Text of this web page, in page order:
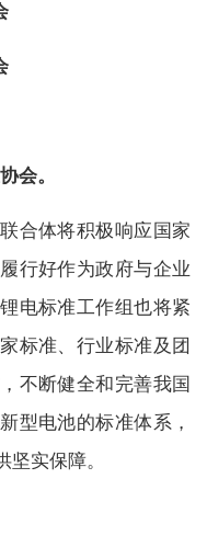
会。
体将积极响应国家
行好作为政府与企业
电标准工作组也将紧
标准、行业标准及团
不断健全和完善我国
型电池的标准体系，
实保障。